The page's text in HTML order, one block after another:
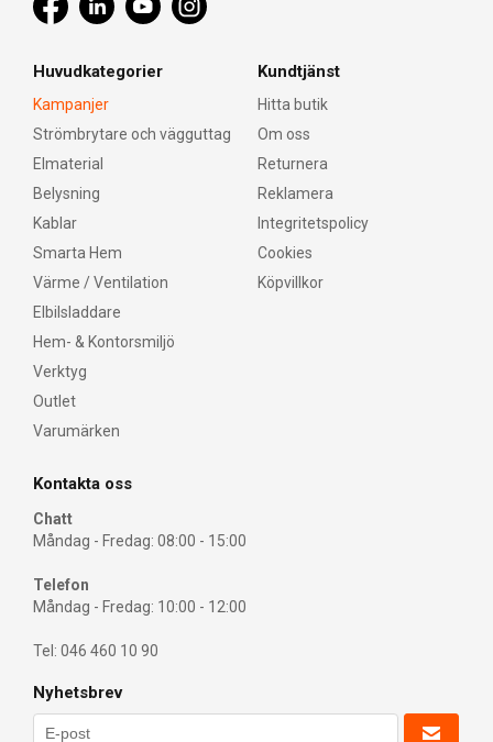
Huvudkategorier
Kampanjer
Strömbrytare och vägguttag
Elmaterial
Belysning
Kablar
Smarta Hem
Värme / Ventilation
Elbilsladdare
Hem- & Kontorsmiljö
Verktyg
Outlet
Varumärken
Kundtjänst
Hitta butik
Om oss
Returnera
Reklamera
Integritetspolicy
Cookies
Köpvillkor
Kontakta oss
Chatt
Måndag - Fredag: 08:00 - 15:00
Telefon
Måndag - Fredag: 10:00 - 12:00
Tel: 046 460 10 90
Nyhetsbrev